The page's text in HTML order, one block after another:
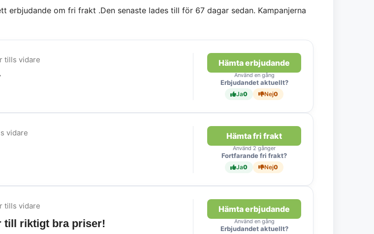
erbjudande om fri frakt .Den senaste lades till för 67 dagar sedan. Kampanjerna
tills vidare Hämta erbjudande
Använd en gång
Erbjudandet aktuellt?
Ja0 Nej0
vidare Hämta fri frakt
Använd 2 gånger
Fortfarande fri frakt?
Ja0 Nej0
tills vidare
till riktigt bra priser!
Hämta erbjudande
Använd en gång
Erbjudandet aktuellt?